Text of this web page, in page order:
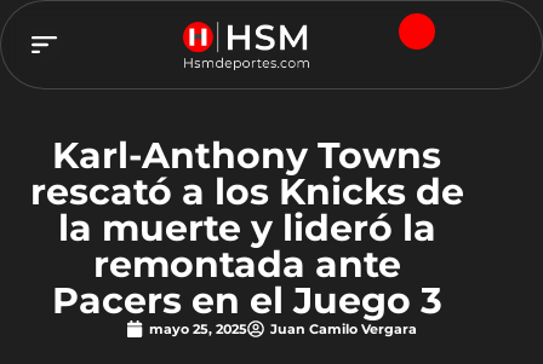
Karl-Anthony Towns
rescató a los Knicks de
la muerte y lideró la
remontada ante
Pacers en el Juego 3
mayo 25, 2025 Juan Camilo Vergara